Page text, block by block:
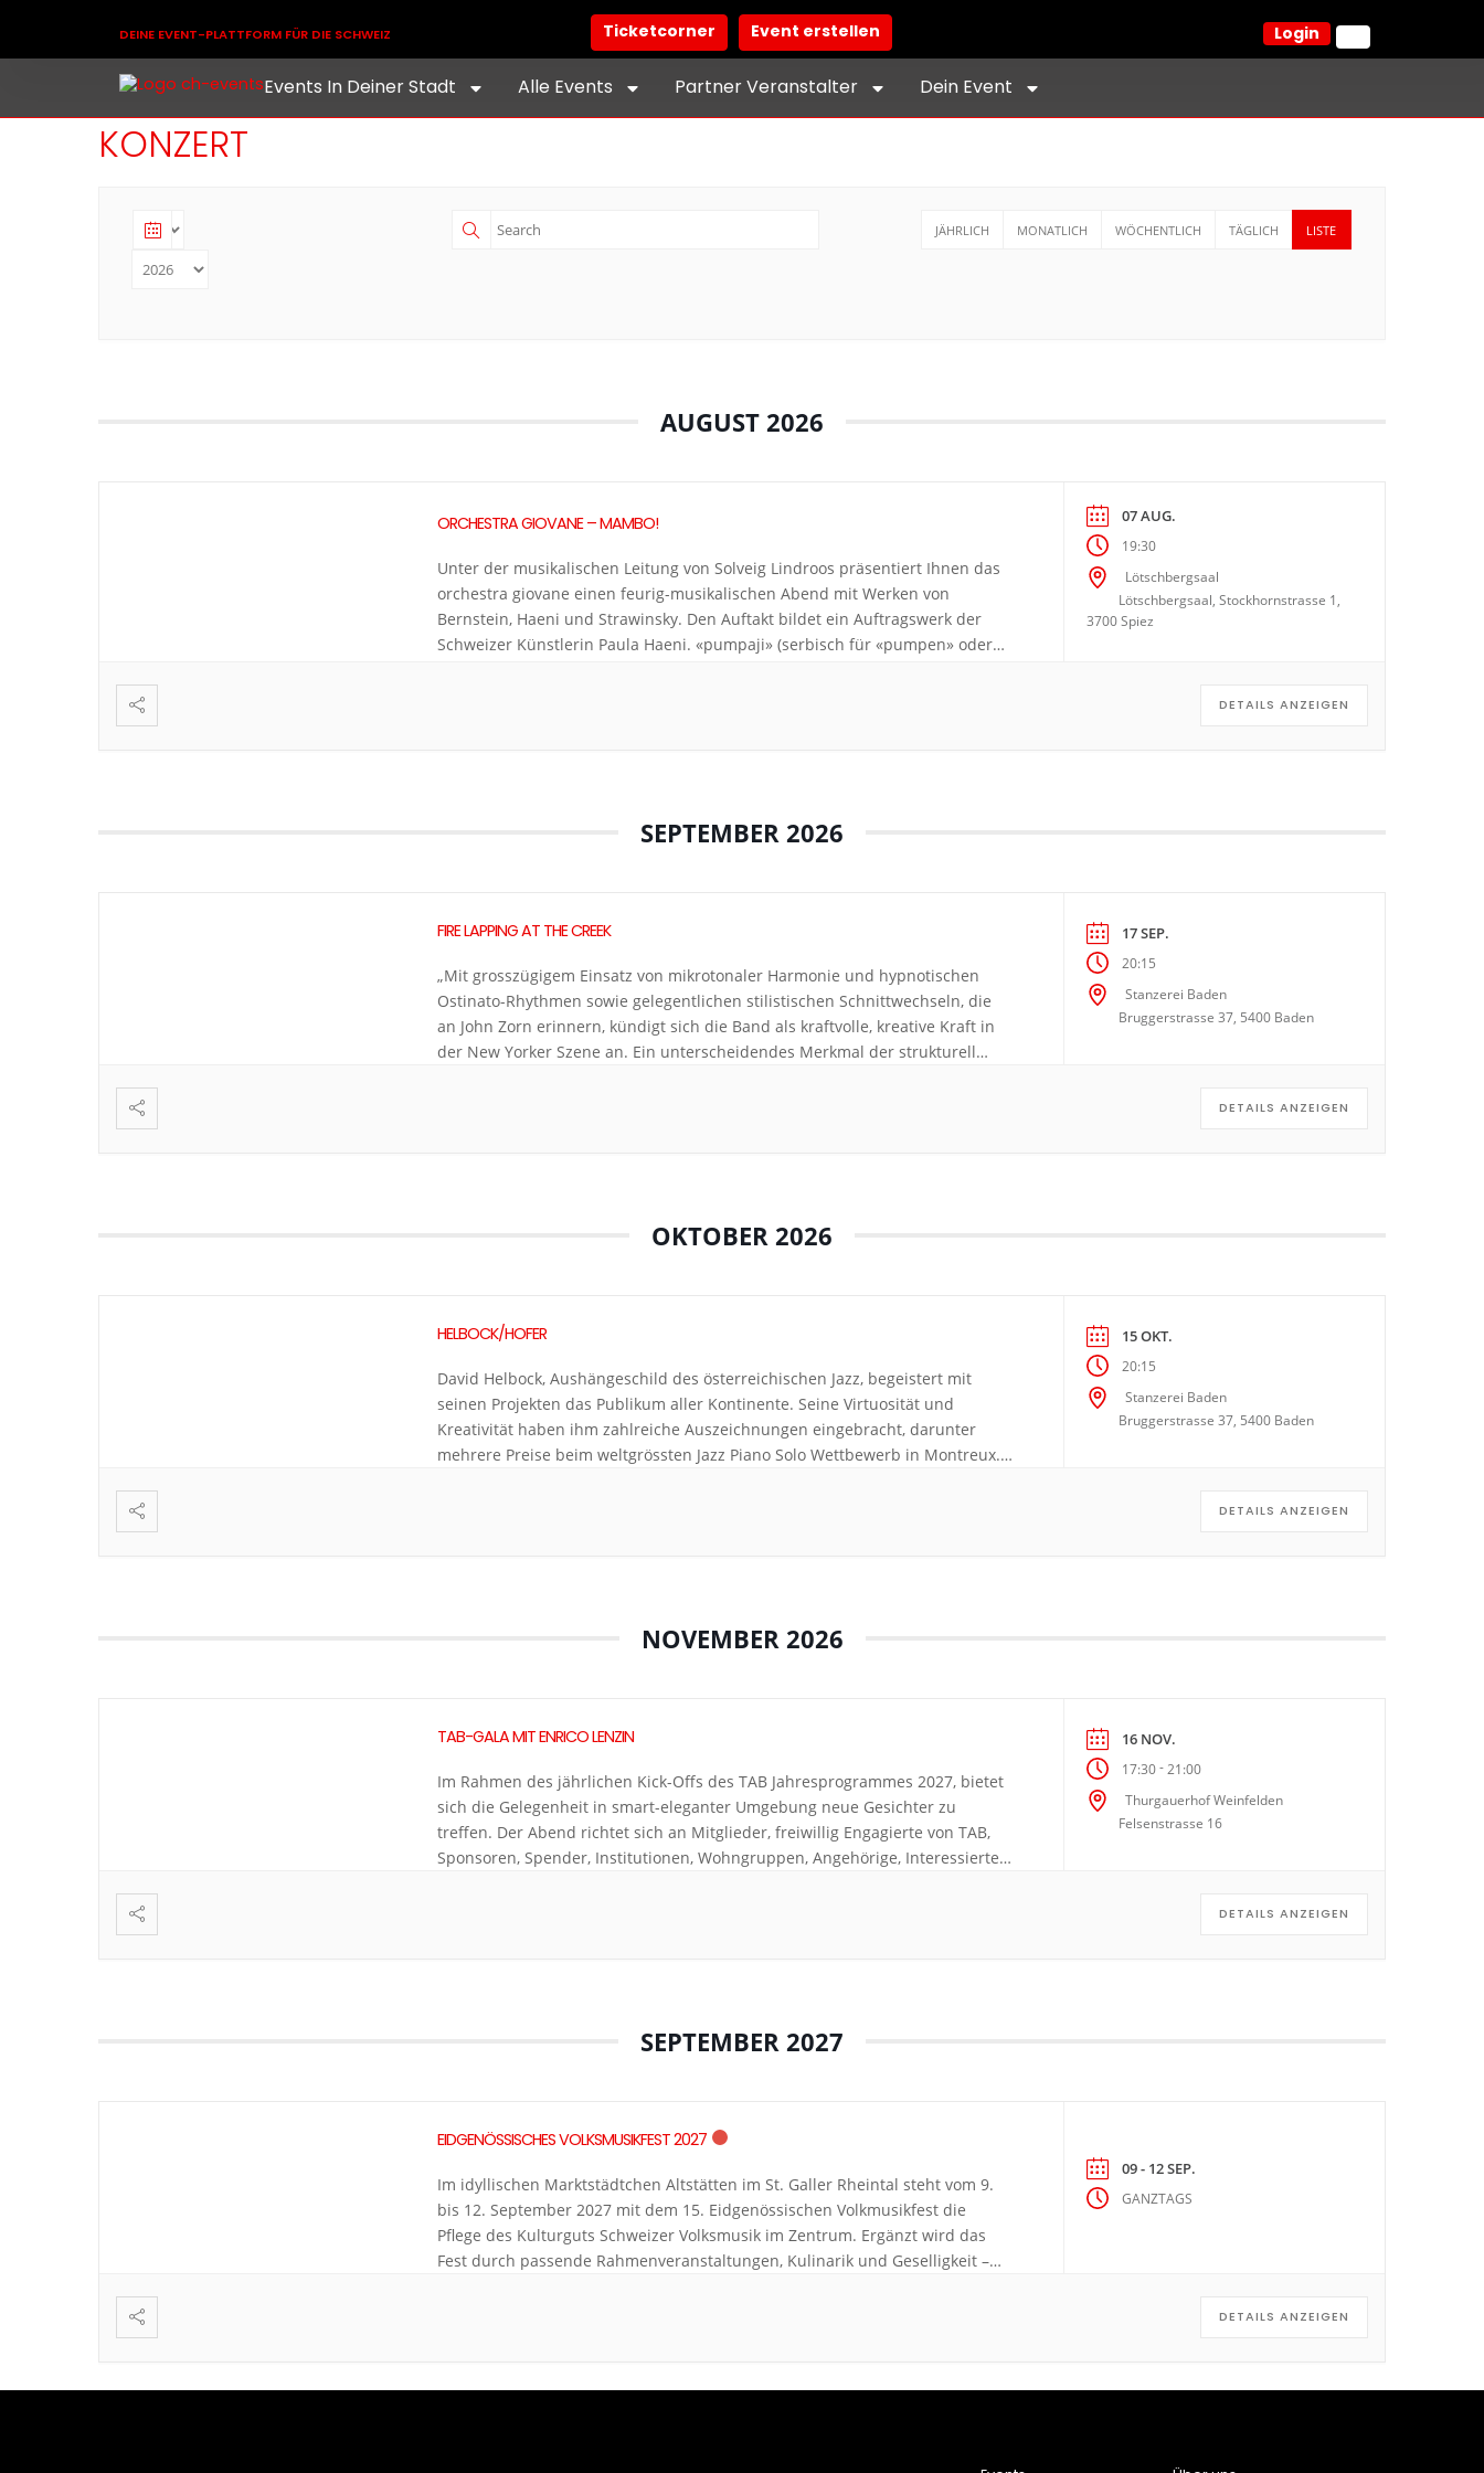
DEINE EVENT-PLATTFORM FÜR DIE SCHWEIZ Ticketcorner Event erstellen Login
Events In Deiner Stadt Alle Events Partner Veranstalter Dein Event
KONZERT
JÄHRLICH MONATLICH WÖCHENTLICH TÄGLICH LISTE
AUGUST 2026
ORCHESTRA GIOVANE – MAMBO!
Unter der musikalischen Leitung von Solveig Lindroos präsentiert Ihnen das
orchestra giovane einen feurig-musikalischen Abend mit Werken von
Bernstein, Haeni und Strawinsky. Den Auftakt bildet ein Auftragswerk der
Schweizer Künstlerin Paula Haeni. «pumpaji» (serbisch für «pumpen» oder
07 AUG.
19:30
Lötschbergsaal
Lötschbergsaal, Stockhornstrasse 1,
3700 Spiez
DETAILS ANZEIGEN
SEPTEMBER 2026
FIRE LAPPING AT THE CREEK
„Mit grosszügigem Einsatz von mikrotonaler Harmonie und hypnotischen
Ostinato-Rhythmen sowie gelegentlichen stilistischen Schnittwechseln, die
an John Zorn erinnern, kündigt sich die Band als kraftvolle, kreative Kraft in
der New Yorker Szene an. Ein unterscheidendes Merkmal der strukturell
17 SEP.
20:15
Stanzerei Baden
Bruggerstrasse 37, 5400 Baden
DETAILS ANZEIGEN
OKTOBER 2026
HELBOCK/HOFER
David Helbock, Aushängeschild des österreichischen Jazz, begeistert mit
seinen Projekten das Publikum aller Kontinente. Seine Virtuosität und
Kreativität haben ihm zahlreiche Auszeichnungen eingebracht, darunter
mehrere Preise beim weltgrössten Jazz Piano Solo Wettbewerb in Montreux.
15 OKT.
20:15
Stanzerei Baden
Bruggerstrasse 37, 5400 Baden
DETAILS ANZEIGEN
NOVEMBER 2026
TAB-GALA MIT ENRICO LENZIN
Im Rahmen des jährlichen Kick-Offs des TAB Jahresprogrammes 2027, bietet
sich die Gelegenheit in smart-eleganter Umgebung neue Gesichter zu
treffen. Der Abend richtet sich an Mitglieder, freiwillig Engagierte von TAB,
Sponsoren, Spender, Institutionen, Wohngruppen, Angehörige, Interessierte
16 NOV.
17:30-21:00
Thurgauerhof Weinfelden
Felsenstrasse 16
DETAILS ANZEIGEN
SEPTEMBER 2027
EIDGENÖSSISCHES VOLKSMUSIKFEST 2027
Im idyllischen Marktstädtchen Altstätten im St. Galler Rheintal steht vom 9.
bis 12. September 2027 mit dem 15. Eidgenössischen Volkmusikfest die
Pflege des Kulturguts Schweizer Volksmusik im Zentrum. Ergänzt wird das
Fest durch passende Rahmenveranstaltungen, Kulinarik und Geselligkeit –
09 - 12 SEP.
GANZTAGS
DETAILS ANZEIGEN